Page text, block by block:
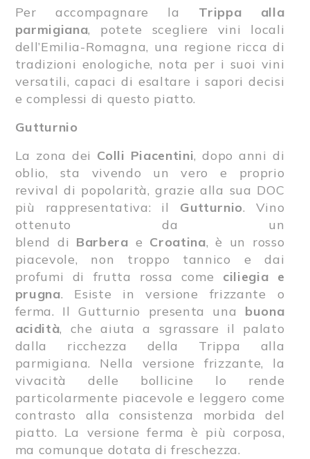
Per accompagnare la Trippa alla
parmigiana, potete scegliere vini locali
dell’Emilia-Romagna, una regione ricca di
tradizioni enologiche, nota per i suoi vini
versatili, capaci di esaltare i sapori decisi
e complessi di questo piatto.
Gutturnio
La zona dei Colli Piacentini, dopo anni di
oblio, sta vivendo un vero e proprio
revival di popolarità, grazie alla sua DOC
più rappresentativa: il Gutturnio. Vino
ottenuto da un
blend di Barbera e Croatina, è un rosso
piacevole, non troppo tannico e dai
profumi di frutta rossa come ciliegia e
prugna. Esiste in versione frizzante o
ferma. Il Gutturnio presenta una buona
acidità, che aiuta a sgrassare il palato
dalla ricchezza della Trippa alla
parmigiana. Nella versione frizzante, la
vivacità delle bollicine lo rende
particolarmente piacevole e leggero come
contrasto alla consistenza morbida del
piatto. La versione ferma è più corposa,
ma comunque dotata di freschezza.